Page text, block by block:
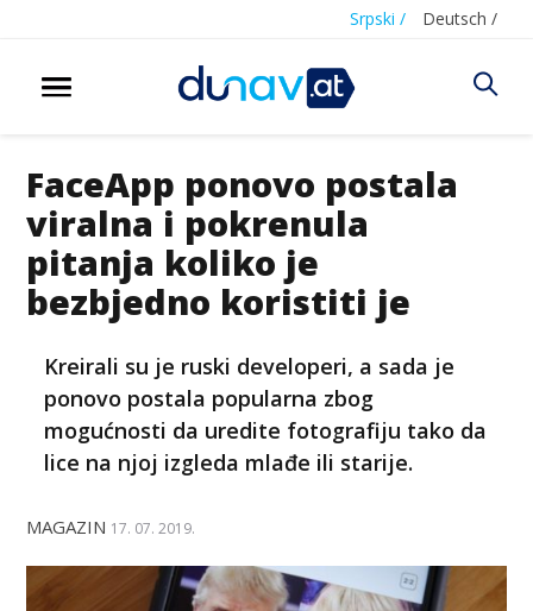
Srpski / Deutsch /
FaceApp ponovo postala
viralna i pokrenula
pitanja koliko je
bezbjedno koristiti je
Kreirali su je ruski developeri, a sada je
ponovo postala popularna zbog
mogućnosti da uredite fotografiju tako da
lice na njoj izgleda mlađe ili starije.
MAGAZIN 17. 07. 2019.